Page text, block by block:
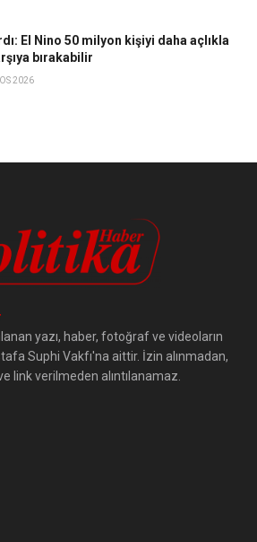
El Nino 50 milyon kişiyi daha açlıkla
bırakabilir
2026
yazı, haber, fotoğraf ve videoların
Suphi Vakfı'na aittir. İzin alınmadan,
link verilmeden alıntılanamaz.